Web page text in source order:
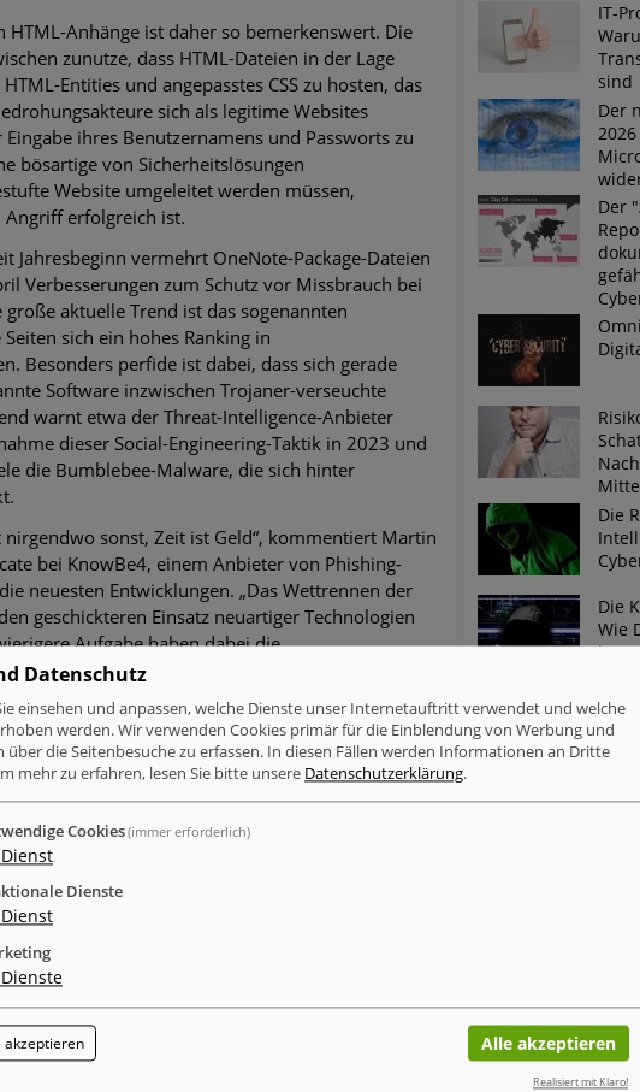
Anhänge ist daher so bemerkenswert. Die
zunutze, dass HTML-Dateien in der Lage
Entities und angepasstes CSS zu hosten, das
sich als legitime Websites
ihres Benutzernamens und Passworts zu
bösartige von Sicherheitslösungen
Website umgeleitet werden müssen,
Angriff erfolgreich ist.
Jahresbeginn vermehrt OneNote-Package-Dateien
Verbesserungen zum Schutz vor Missbrauch bei
aktuelle Trend ist das sogenannten
sich ein hohes Ranking in
Besonders perfide ist dabei, dass sich gerade
Software inzwischen Trojaner-verseuchte
warnt etwa der Threat-Intelligence-Anbieter
dieser Social-Engineering-Taktik in 2023 und
die Bumblebee-Malware, die sich hinter
sonst, Zeit ist Geld“, kommentiert Martin
bei KnowBe4, einem Anbieter von Phishing-
neuesten Entwicklungen. „Das Wettrennen der
geschickteren Einsatz neuartiger Technologien
Aufgabe haben dabei die
zu erfüllen. Sie müssen alle möglichen
Angreifern ausgenutzt werden.“ Den
als weiterhin ständig in den Ausbau und die
zu müssen.
ZUM THEMA
betroffen als Windows-Nutzer
Nutzer sind häufiger von Cyberattacken
als Windows-Nutzer
IT-
sind
Der
Der
Die
Die
Wie
Datenschutz
einsehen und anpassen, welche Dienste unser Internetauftritt verwendet und welche
werden. Wir verwenden Cookies primär für die Einblendung von Werbung und
über die Seitenbesuche zu erfassen. In diesen Fällen werden Informationen an Dritte
mehr zu erfahren, lesen Sie bitte unsere Datenschutzerklärung.
Cookies(immer erforderlich)
Dienst
Dienste
Dienst
Dienste
akzeptieren Alle akzeptieren
Realisiert mit Klaro!